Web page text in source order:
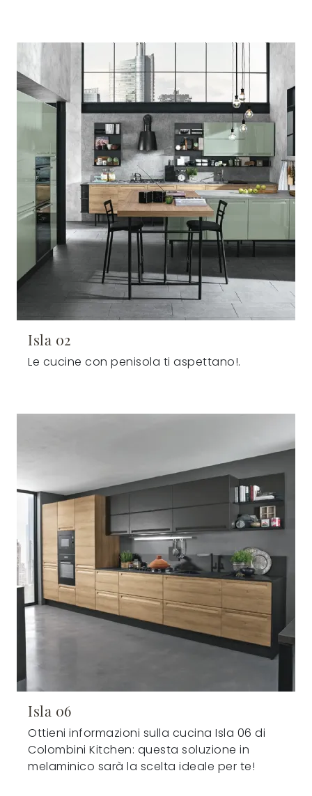
Isla 02
Le cucine con penisola ti aspettano!.
Isla 06
Ottieni informazioni sulla cucina Isla 06 di
Colombini Kitchen: questa soluzione in
melaminico sarà la scelta ideale per te!